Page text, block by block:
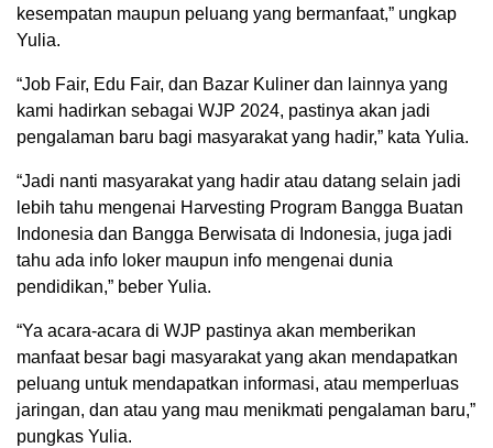
kesempatan maupun peluang yang bermanfaat,” ungkap
Yulia.
“Job Fair, Edu Fair, dan Bazar Kuliner dan lainnya yang
kami hadirkan sebagai WJP 2024, pastinya akan jadi
pengalaman baru bagi masyarakat yang hadir,” kata Yulia.
“Jadi nanti masyarakat yang hadir atau datang selain jadi
lebih tahu mengenai Harvesting Program Bangga Buatan
Indonesia dan Bangga Berwisata di Indonesia, juga jadi
tahu ada info loker maupun info mengenai dunia
pendidikan,” beber Yulia.
“Ya acara-acara di WJP pastinya akan memberikan
manfaat besar bagi masyarakat yang akan mendapatkan
peluang untuk mendapatkan informasi, atau memperluas
jaringan, dan atau yang mau menikmati pengalaman baru,”
pungkas Yulia.